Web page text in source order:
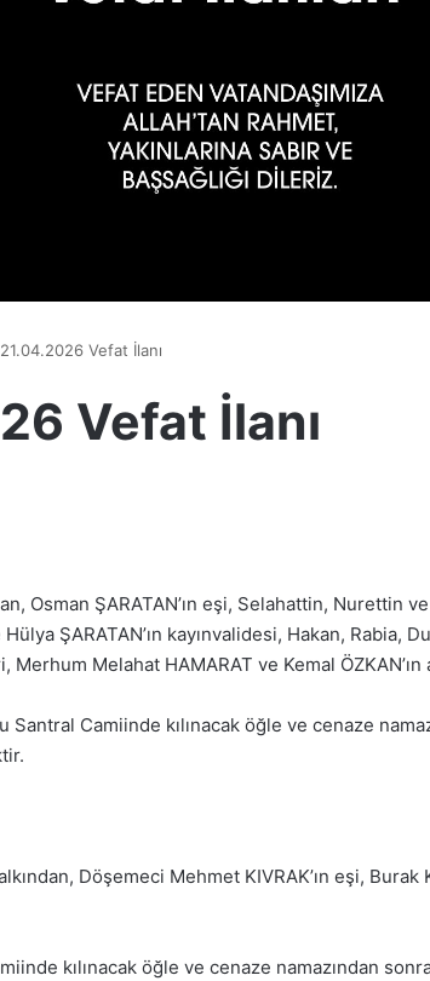
21.04.2026 Vefat İlanı
Vefat İlanı
Osman ŞARATAN’ın eşi, Selahattin, Nurettin ve
ŞARATAN’ın kayınvalidesi, Hakan, Rabia,
Merhum Melahat HAMARAT ve Kemal ÖZKAN’ın
Santral Camiinde kılınacak öğle ve cenaze
Döşemeci Mehmet KIVRAK’ın eşi, Burak
kılınacak öğle ve cenaze namazından